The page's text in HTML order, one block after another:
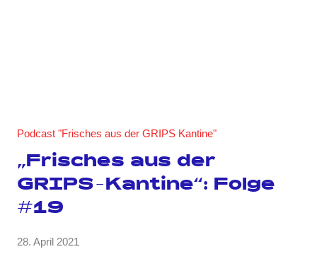
Podcast "Frisches aus der GRIPS Kantine"
„Frisches aus der
GRIPS-Kantine“: Folge
#19
von
28. April 2021